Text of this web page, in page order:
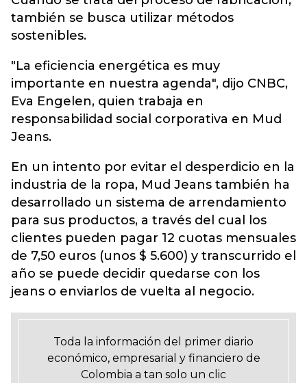
también se busca utilizar métodos
sostenibles.
"La eficiencia energética es muy
importante en nuestra agenda", dijo CNBC,
Eva Engelen, quien trabaja en
responsabilidad social corporativa en Mud
Jeans.
En un intento por evitar el desperdicio en la
industria de la ropa, Mud Jeans también ha
desarrollado un sistema de arrendamiento
para sus productos, a través del cual los
clientes pueden pagar 12 cuotas mensuales
de 7,50 euros (unos $ 5.600) y transcurrido el
año se puede decidir quedarse con los
jeans o enviarlos de vuelta al negocio.
Toda la información del primer diario
económico, empresarial y financiero de
Colombia a tan solo un clic